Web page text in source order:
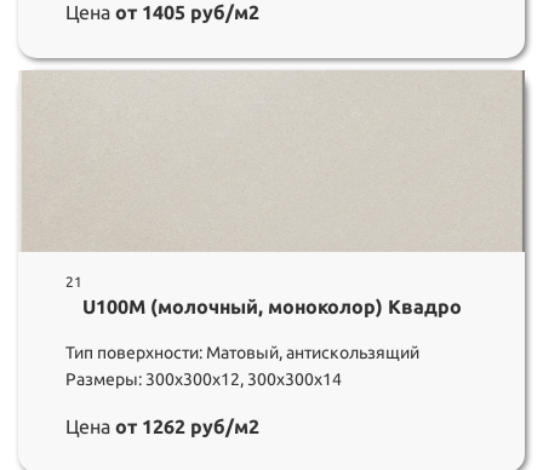
Цена от 1405 руб/м2
21
U100M (молочный, моноколор) Квадро
Тип поверхности: Матовый, антискользящий
Размеры: 300х300х12, 300х300х14
Цена от 1262 руб/м2